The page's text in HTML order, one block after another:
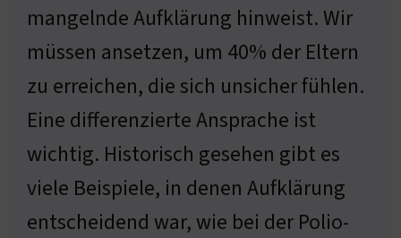
mangelnde Aufklärung hinweist. Wir
müssen ansetzen, um 40% der Eltern
zu erreichen, die sich unsicher fühlen.
Eine differenzierte Ansprache ist
wichtig. Historisch gesehen gibt es
viele Beispiele, in denen Aufklärung
entscheidend war, wie bei der Polio-